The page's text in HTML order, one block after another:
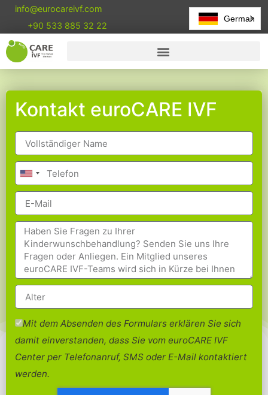
info@eurocareivf.com
+90 533 885 32 22
Kontakt euroCARE IVF
Mit dem Absenden des Formulars erklären Sie sich
damit einverstanden, dass Sie vom euroCARE IVF
Center per Telefonanruf, SMS oder E-Mail kontaktiert
werden.
German